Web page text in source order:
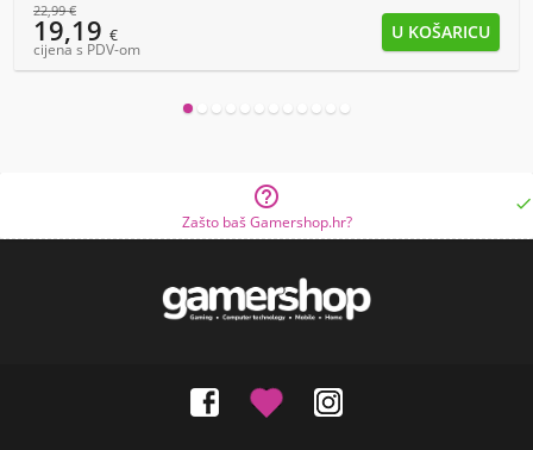
22,99€
19,19 €
cijena s PDV-om

Zašto baš Gamershop.hr?
